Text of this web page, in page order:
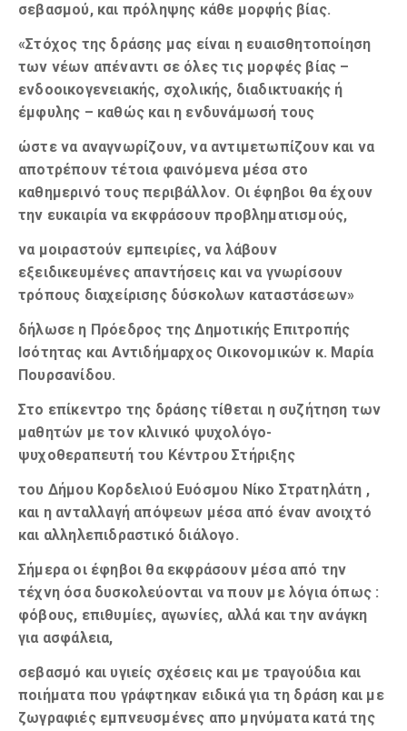
σεβασμού, και πρόληψης κάθε μορφής βίας.
«Στόχος της δράσης μας είναι η ευαισθητοποίηση
των νέων απέναντι σε όλες τις μορφές βίας –
ενδοοικογενειακής, σχολικής, διαδικτυακής ή
έμφυλης – καθώς και η ενδυνάμωσή τους
ώστε να αναγνωρίζουν, να αντιμετωπίζουν και να
αποτρέπουν τέτοια φαινόμενα μέσα στο
καθημερινό τους περιβάλλον. Οι έφηβοι θα έχουν
την ευκαιρία να εκφράσουν προβληματισμούς,
να μοιραστούν εμπειρίες, να λάβουν
εξειδικευμένες απαντήσεις και να γνωρίσουν
τρόπους διαχείρισης δύσκολων καταστάσεων»
δήλωσε η Πρόεδρος της Δημοτικής Επιτροπής
Ισότητας και Αντιδήμαρχος Οικονομικών κ. Μαρία
Πουρσανίδου.
Στο επίκεντρο της δράσης τίθεται η συζήτηση των
μαθητών με τον κλινικό ψυχολόγο-
ψυχοθεραπευτή του Κέντρου Στήριξης
του Δήμου Κορδελιού Ευόσμου Νίκο Στρατηλάτη ,
και η ανταλλαγή απόψεων μέσα από έναν ανοιχτό
και αλληλεπιδραστικό διάλογο.
Σήμερα οι έφηβοι θα εκφράσουν μέσα από την
τέχνη όσα δυσκολεύονται να πουν με λόγια όπως :
φόβους, επιθυμίες, αγωνίες, αλλά και την ανάγκη
για ασφάλεια,
σεβασμό και υγιείς σχέσεις και με τραγούδια και
ποιήματα που γράφτηκαν ειδικά για τη δράση και με
ζωγραφιές εμπνευσμένες απο μηνύματα κατά της